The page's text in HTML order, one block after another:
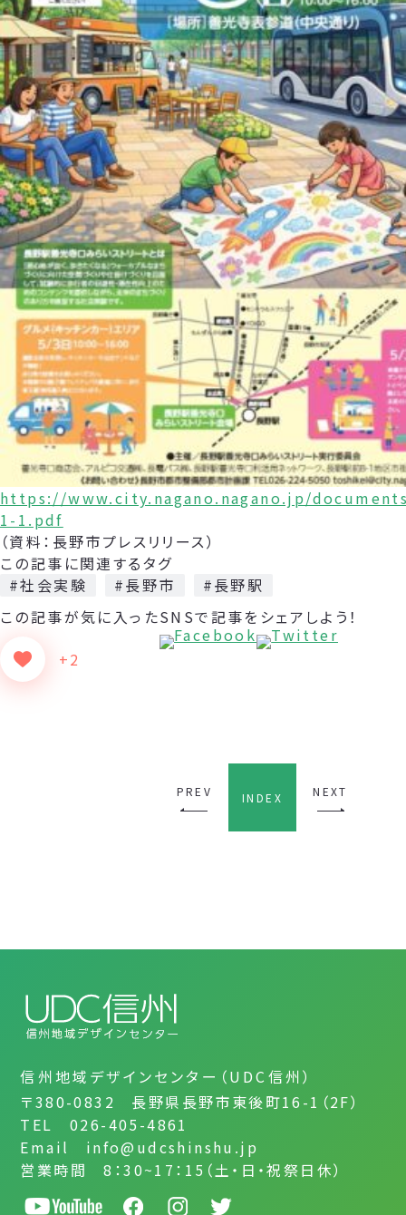
https://www.city.nagano.nagano.jp/
1-1.pdf
（資料：長野市プレスリリース）
この記事に関連するタグ
#社会実験
#長野市
#長野駅
この記事が気に入った
+2
SNSで記事をシェアしよう！
PREV INDEX NEXT
信州地域デザインセンター（UDC信州）
〒380-0832 長野県長野市東後町16-1（2F）
TEL 026-405-4861
Email info@udcshinshu.jp
営業時間 8：30~17：15（土・日・祝祭日休）